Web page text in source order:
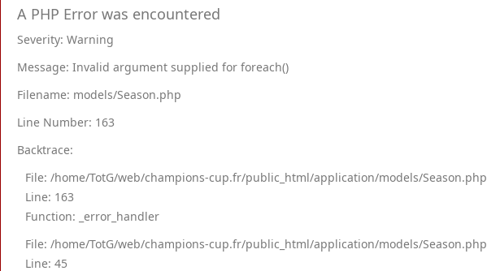
A PHP Error was encountered
Severity: Warning
Message: Invalid argument supplied for foreach()
Filename: models/Season.php
Line Number: 163
Backtrace:
File: /home/TotG/web/champions-cup.fr/public_html/application/models/Season.php
Line: 163
Function: _error_handler
File: /home/TotG/web/champions-cup.fr/public_html/application/models/Season.php
Line: 45